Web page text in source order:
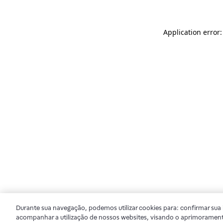
Application
Durante sua navegação, podemos utilizar cookies para: confirmar
acompanhar a utilização de nossos websites, visando o